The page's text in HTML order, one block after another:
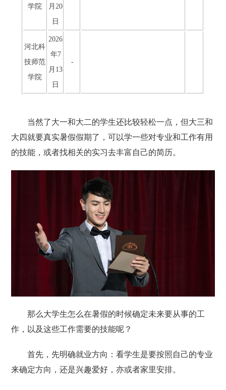
学院
月20
日
河北科
技师范
学院
2026
年7
月13
日
-
当然了大一和大二的学生还比较轻松一点，但大三和
大四就要真实暑假假期了，可以学一些对专业和工作有用
的技能，或者找相关的实习去丰富自己的简历。
那么大学生怎么在暑假的时候确定未来要从事的工
作，以及这些工作需要的技能呢？
首先，先明确就业方向：看学生是要按照自己的专业
来确定方向，还是兴趣爱好，亦或者家里安排。